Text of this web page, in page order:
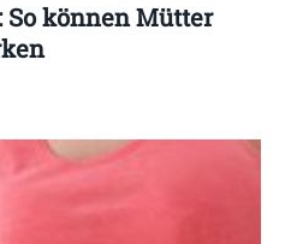
So können Mütter